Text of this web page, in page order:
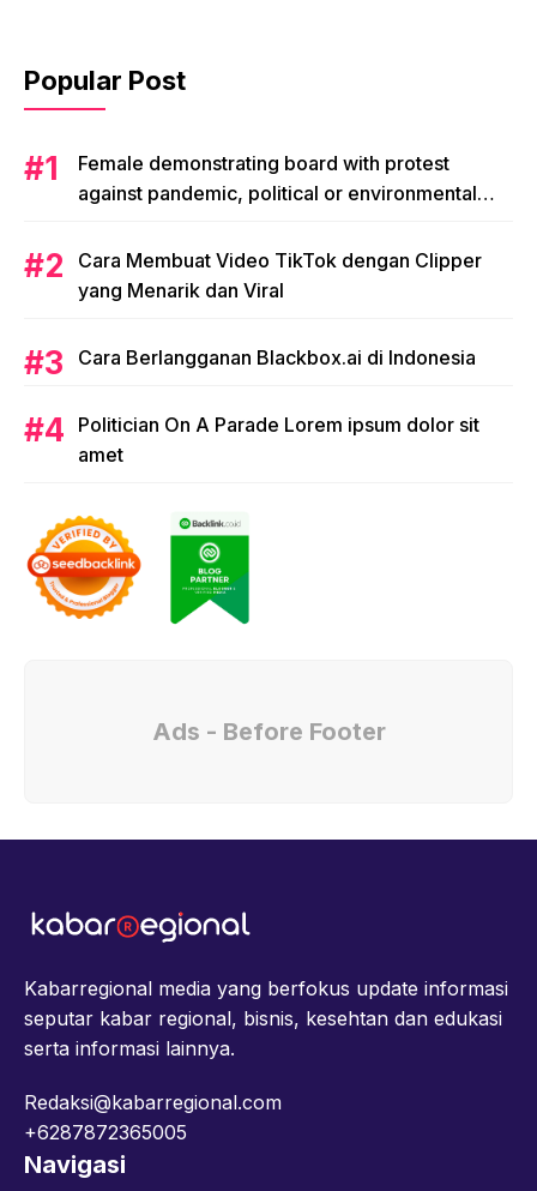
Popular Post
Female demonstrating board with protest
against pandemic, political or environmental
Cara Membuat Video TikTok dengan Clipper
yang Menarik dan Viral
Cara Berlangganan Blackbox.ai di Indonesia
Politician On A Parade Lorem ipsum dolor sit
amet
Ads - Before Footer
Kabarregional media yang berfokus update informasi
seputar kabar regional, bisnis, kesehtan dan edukasi
serta informasi lainnya.
Redaksi@kabarregional.com
+6287872365005
Navigasi